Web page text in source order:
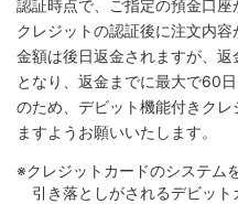
認証時点で、ご指定の預金口座
クレジットの認証後に注文内
金額は後日返金されますが、
となり、返金までに最大で60
のため、デビット機能付きク
ますようお願いいたします。
※クレジットカードのシステム
引き落としがされるデビッ